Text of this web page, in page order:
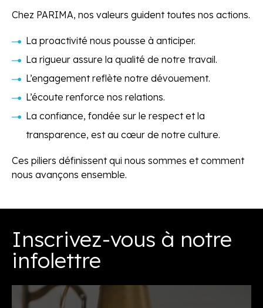
Chez PARIMA, nos valeurs guident toutes nos actions.
La proactivité nous pousse à anticiper.
La rigueur assure la qualité de notre travail.
L’engagement reflète notre dévouement.
L’écoute renforce nos relations.
La confiance, fondée sur le respect et la
transparence, est au cœur de notre culture.
Ces piliers définissent qui nous sommes et comment
nous avançons ensemble.
Inscrivez-vous à notre
infolettre